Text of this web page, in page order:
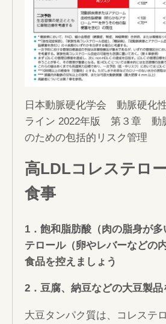
日本動脈硬化学会 動脈硬化
ライン 2022年版 第３章 動
のための包括的リスク管理
高LDLコレステロ
食事
1．飽和脂肪酸（肉の脂身が
テロール（卵やレバーなどの
食品を控えましょう
2．豆腐、納豆などの大豆製品
大豆タンパク質は、コレステ